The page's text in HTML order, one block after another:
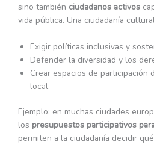
sino también ciudadanos activos
vida pública. Una ciudadanía
Exigir políticas inclusivas y
Defender la diversidad y los
Crear espacios de participación
local.
Ejemplo: en muchas ciudades
los presupuestos participativos
permiten a la ciudadanía decidir